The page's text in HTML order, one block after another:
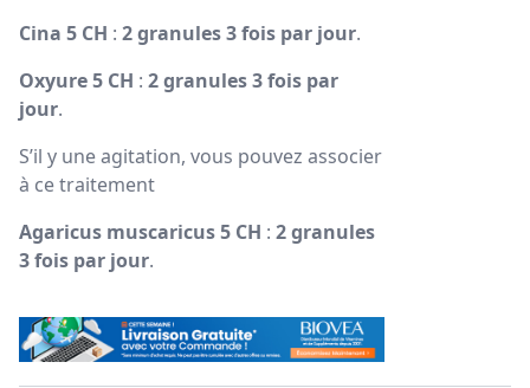
Cina 5 CH : 2 granules 3 fois par jour.
Oxyure 5 CH : 2 granules 3 fois par
jour.
S’il y une agitation, vous pouvez associer
à ce traitement
Agaricus muscaricus 5 CH : 2 granules
3 fois par jour.